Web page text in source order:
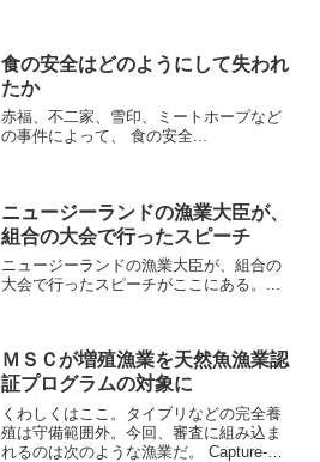
食の安全はどのようにして失われ
たか
赤福、不二家、雪印、ミートホープなど
の事件によって、 食の安全...
ニュージーランドの漁業大臣が、
組合の大会で行ったスピーチ
ニュージーランドの漁業大臣が、組合の
大会で行ったスピーチがここにある。...
ＭＳＣが増殖漁業を天然魚漁業認
証プログラムの対象に
くわしくはここ。タイブリなどの完全養
殖は守備範囲外。今回、審査に組み込ま
れるのは次のような漁業だ。 Capture-